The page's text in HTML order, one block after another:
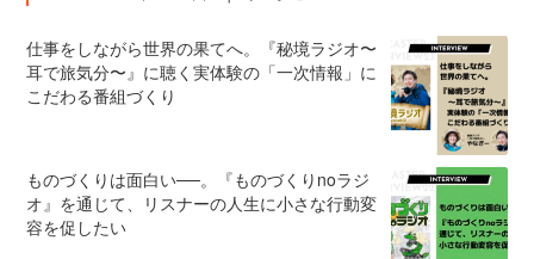
仕事をしながら世界の果てへ。『秘境ラジオ〜
耳で旅気分〜』に聴く実体験の「一次情報」に
こだわる番組づくり
ものづくりは面白い──。『ものづくりnoラジ
オ』を通じて、リスナーの人生に小さな行動変
容を促したい